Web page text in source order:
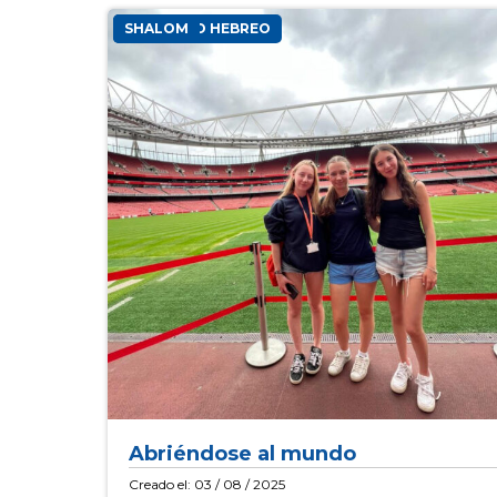
INSTITUTO HEBREO
SHALOM
Abriéndose al mundo
Creado el: 03 / 08 / 2025